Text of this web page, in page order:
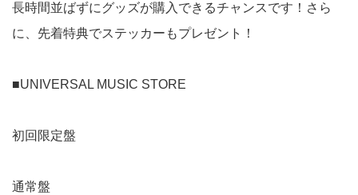
長時間並ばずにグッズが購入できるチャンスです！さら
に、先着特典でステッカーもプレゼント！
■UNIVERSAL MUSIC STORE
初回限定盤
通常盤